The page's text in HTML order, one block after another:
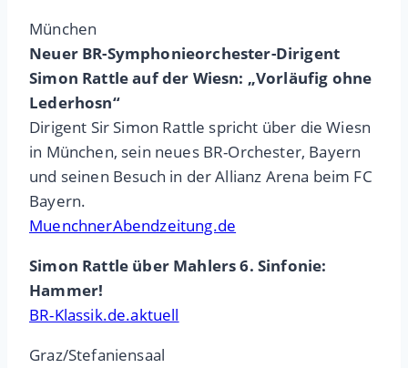
München
Neuer BR-Symphonieorchester-Dirigent
Simon Rattle auf der Wiesn: „Vorläufig ohne
Lederhosn“
Dirigent Sir Simon Rattle spricht über die Wiesn
in München, sein neues BR-Orchester, Bayern
und seinen Besuch in der Allianz Arena beim FC
Bayern.
MuenchnerAbendzeitung.de
Simon Rattle über Mahlers 6. Sinfonie:
Hammer!
BR-Klassik.de.aktuell
Graz/Stefaniensaal